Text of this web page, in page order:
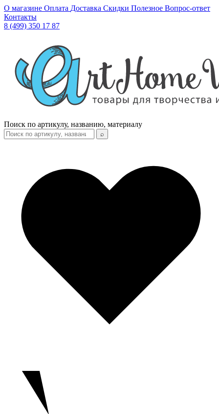
О магазине Оплата Доставка Скидки Полезное Вопрос-ответ
Контакты
8 (499) 350 17 87
Поиск по артикулу, названию, материалу
⌕